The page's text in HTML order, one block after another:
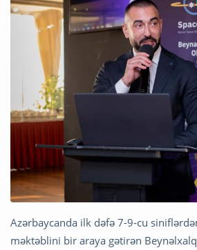
Azərbaycanda ilk dəfə 7-9-cu
məktəblini bir araya gətirən